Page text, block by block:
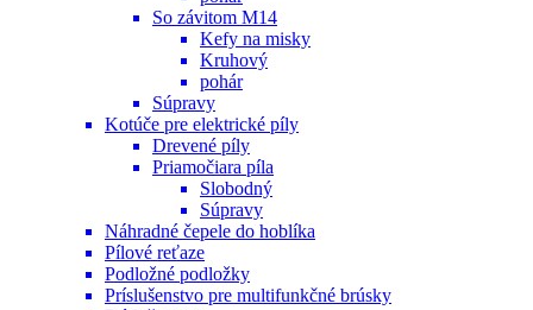
So závitom M14
Kefy na misky
Kruhový
pohár
Súpravy
Kotúče pre elektrické píly
Drevené píly
Priamočiara píla
Slobodný
Súpravy
Náhradné čepele do hoblíka
Pílové reťaze
Podložné podložky
Príslušenstvo pre multifunkčné brúsky